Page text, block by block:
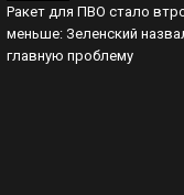
Ракет для ПВО стало
меньше: Зеленский
главную проблему